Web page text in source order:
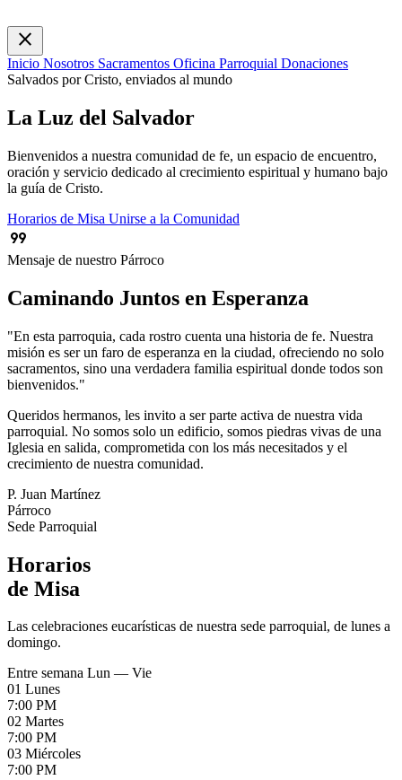
close
Inicio Nosotros Sacramentos Oficina Parroquial Donaciones
Salvados por Cristo, enviados al mundo
La Luz del Salvador
Bienvenidos a nuestra comunidad de fe, un espacio de encuentro,
oración y servicio dedicado al crecimiento espiritual y humano bajo
la guía de Cristo.
Horarios de Misa Unirse a la Comunidad
format_quote
Mensaje de nuestro Párroco
Caminando Juntos en Esperanza
"En esta parroquia, cada rostro cuenta una historia de fe. Nuestra
misión es ser un faro de esperanza en la ciudad, ofreciendo no solo
sacramentos, sino una verdadera familia espiritual donde todos son
bienvenidos."
Queridos hermanos, les invito a ser parte activa de nuestra vida
parroquial. No somos solo un edificio, somos piedras vivas de una
Iglesia en salida, comprometida con los más necesitados y el
crecimiento de nuestra comunidad.
P. Juan Martínez
Párroco
Sede Parroquial
Horarios
de Misa
Las celebraciones eucarísticas de nuestra sede parroquial, de lunes a
domingo.
Entre semana Lun — Vie
01 Lunes
7:00 PM
02 Martes
7:00 PM
03 Miércoles
7:00 PM